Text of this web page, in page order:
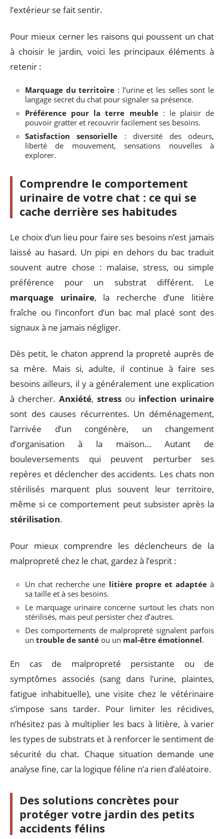
l’extérieur se fait sentir.
Pour mieux cerner les raisons qui poussent un chat
à choisir le jardin, voici les principaux éléments à
retenir :
Marquage du territoire : l’urine et les selles sont le
langage secret du chat pour signaler sa présence.
Préférence pour la terre meuble: le plaisir de
pouvoir gratter et recouvrir facilement ses besoins.
Satisfaction sensorielle : diversité des odeurs,
liberté de mouvement, sensations nouvelles à
explorer.
Comprendre le comportement
urinaire de votre chat : ce qui se
cache derrière ses habitudes
Le choix d’un lieu pour faire ses besoins n’est jamais
laissé au hasard. Un pipi en dehors du bac traduit
souvent autre chose : malaise, stress, ou simple
préférence pour un substrat différent. Le
marquage urinaire, la recherche d’une litière
fraîche ou l’inconfort d’un bac mal placé sont des
signaux à ne jamais négliger.
Dès petit, le chaton apprend la propreté auprès de
sa mère. Mais si, adulte, il continue à faire ses
besoins ailleurs, il y a généralement une explication
à chercher. Anxiété, stress ou infection urinaire
sont des causes récurrentes. Un déménagement,
l’arrivée d’un congénère, un changement
d’organisation à la maison… Autant de
bouleversements qui peuvent perturber ses
repères et déclencher des accidents. Les chats non
stérilisés marquent plus souvent leur territoire,
même si ce comportement peut subsister après la
stérilisation.
Pour mieux comprendre les déclencheurs de la
malpropreté chez le chat, gardez à l’esprit :
Un chat recherche une litière propre et adaptéeà
sa taille et à ses besoins.
Le marquage urinaire concerne surtout les chats non
stérilisés, mais peut persister chez d’autres.
Des comportements de malpropreté signalent parfois
un trouble de santé ou un mal-être émotionnel.
En cas de malpropreté persistante ou de
symptômes associés (sang dans l’urine, plaintes,
fatigue inhabituelle), une visite chez le vétérinaire
s’impose sans tarder. Pour limiter les récidives,
n’hésitez pas à multiplier les bacs à litière, à varier
les types de substrats et à renforcer le sentiment de
sécurité du chat. Chaque situation demande une
analyse fine, car la logique féline n’a rien d’aléatoire.
Des solutions concrètes pour
protéger votre jardin des petits
accidents félins